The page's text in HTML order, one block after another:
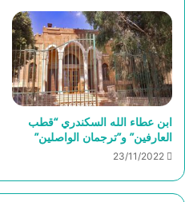
ابن عطاء الله السكندري “قطب
العارفين” و”ترجمان الواصلين”
23/11/2022